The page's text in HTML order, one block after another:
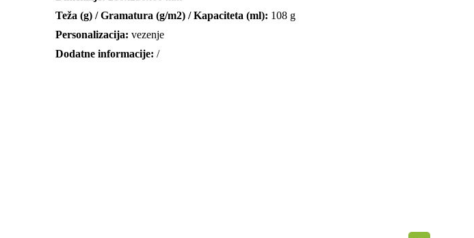
Teža (g) / Gramatura (g/m2) / Kapaciteta (ml): 108 g
Personalizacija: vezenje
Dodatne informacije: /